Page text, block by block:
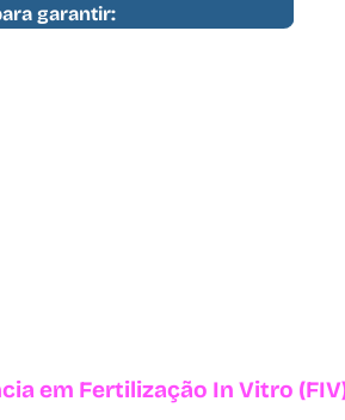
em Fertilização In Vitro
garantir: